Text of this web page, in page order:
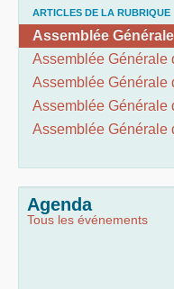
ARTICLES DE LA RUBRIQUE
Assemblée Générale
Assemblée Générale
Assemblée Générale
Assemblée Générale
Assemblée Générale
Agenda
Tous les événements